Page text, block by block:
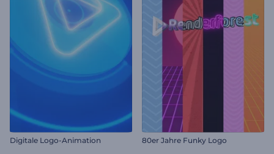
Digitale Logo-Animation 80er Jahre Funky Logo